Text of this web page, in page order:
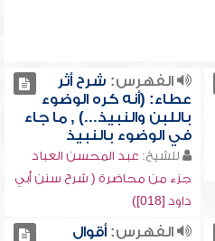
الفهرس: شرح أثر
عطاء: (أنه كره الوضوء
باللبن والنبيذ...) , ما جاء
في الوضوء بالنبيذ
للشيخ: عبد المحسن العباد
جزء من محاضرة ( شرح سنن أبي
داود [018])
الفهرس:أقوال